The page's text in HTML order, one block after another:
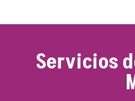
Servicios